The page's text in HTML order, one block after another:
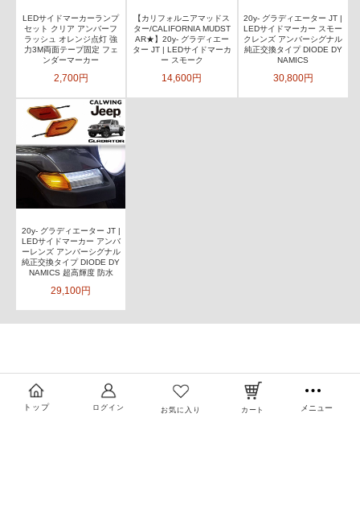
LEDサイドマーカーランプ
セット クリア アンバーフ
ラッシュ オレンジ点灯 強
力3M両面テープ固定 フェ
ンダーマーカー
2,700円
【カリフォルニアマッドス
ター/CALIFORNIA MUDST
AR★】20y- グラディエー
ター JT | LEDサイドマーカ
ー スモーク
14,600円
20y- グラディエーター JT |
LEDサイドマーカー スモー
クレンズ アンバーシグナル
純正交換タイプ DIODE DY
NAMICS
30,800円
20y- グラディエーター JT |
LEDサイドマーカー アンバ
ーレンズ アンバーシグナル
純正交換タイプ DIODE DY
NAMICS 超高輝度 防水
29,100円
トップ ログイン お気に入り カート メニュー